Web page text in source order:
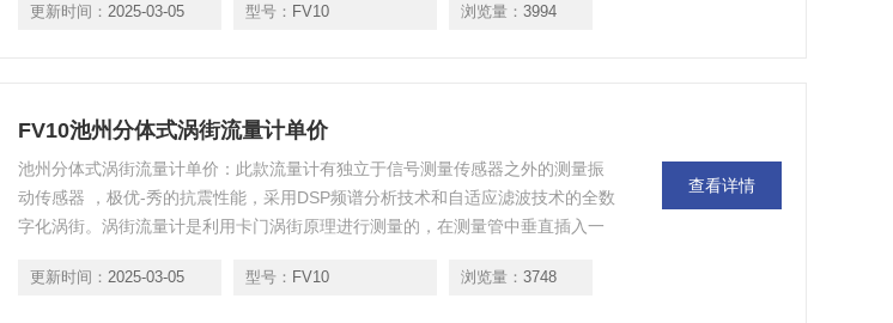
等参数的影响。
更新时间： 2025-03-05 型号： FV10 浏览量： 3994
FV10池州分体式涡街流量计单价
池州分体式涡街流量计单价：此款流量计有独立于信号测量传感器之外的测量振
动传感器 ，极优-秀的抗震性能，采用DSP频谱分析技术和自适应滤波技术的全数
字化涡街。涡街流量计是利用卡门涡街原理进行测量的，在测量管中垂直插入一
则的旋涡。
更新时间： 2025-03-05 型号： FV10 浏览量： 3748
查看详情